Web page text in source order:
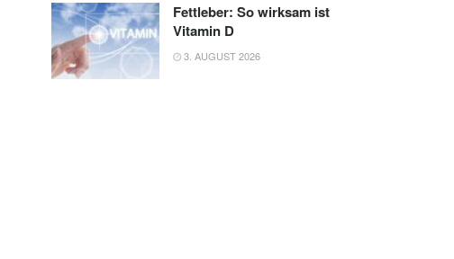
Fettleber: So wirksam ist
Vitamin D
3. AUGUST 2026